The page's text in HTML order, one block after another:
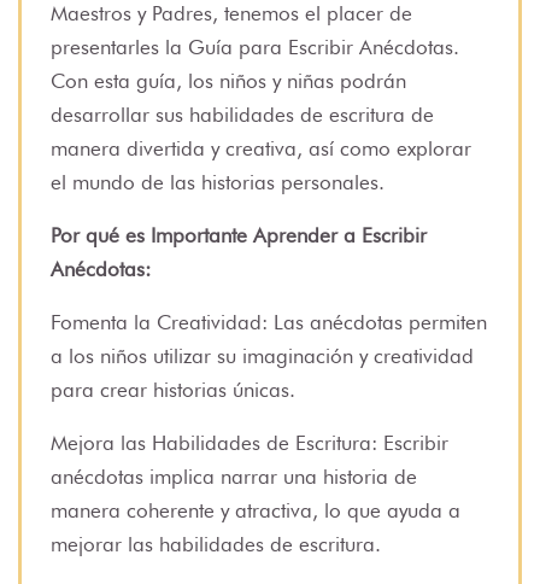
Maestros y Padres, tenemos el placer de
presentarles la Guía para Escribir Anécdotas.
Con esta guía, los niños y niñas podrán
desarrollar sus habilidades de escritura de
manera divertida y creativa, así como explorar
el mundo de las historias personales.
Por qué es Importante Aprender a Escribir
Anécdotas:
Fomenta la Creatividad: Las anécdotas permiten
a los niños utilizar su imaginación y creatividad
para crear historias únicas.
Mejora las Habilidades de Escritura: Escribir
anécdotas implica narrar una historia de
manera coherente y atractiva, lo que ayuda a
mejorar las habilidades de escritura.